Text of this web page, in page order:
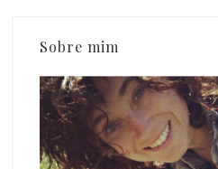
Sobre mim